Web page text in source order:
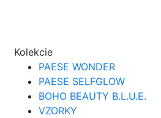
Kolekcie
PAESE WONDER
PAESE SELFGLOW
BOHO BEAUTY B.L.U.E.
VZORKY